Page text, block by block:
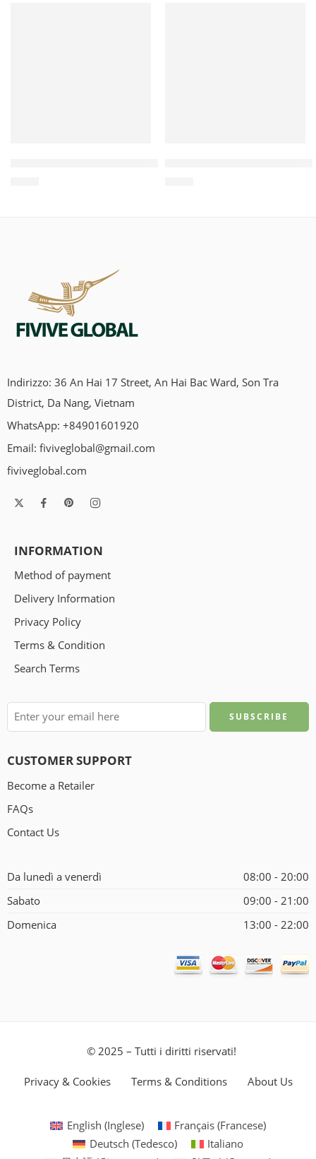
Indirizzo: 36 An Hai 17 Street, An Hai Bac Ward, Son Tra
District, Da Nang, Vietnam
WhatsApp: +84901601920
Email: fiviveglobal@gmail.com
fiviveglobal.com
INFORMATION
Method of payment
Delivery Information
Privacy Policy
Terms & Condition
Search Terms
CUSTOMER SUPPORT
Become a Retailer
FAQs
Contact Us
Da lunedì a venerdì
08:00 - 20:00
Sabato
09:00 - 21:00
Domenica
13:00 - 22:00
© 2025 – Tutti i diritti riservati!
Privacy & Cookies Terms & Conditions About Us
English (Inglese) Français (Francese)
Deutsch (Tedesco)
Italiano